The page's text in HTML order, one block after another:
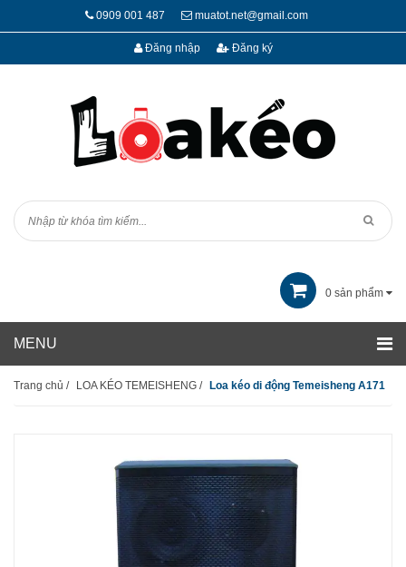
0909 001 487 muatot.net@gmail.com
Đăng nhập Đăng ký
0 sản phẩm
Trang chủ / LOA KÉO TEMEISHENG / Loa kéo di động Temeisheng A171